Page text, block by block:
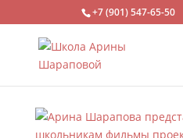
+7 (901) 547-65-50